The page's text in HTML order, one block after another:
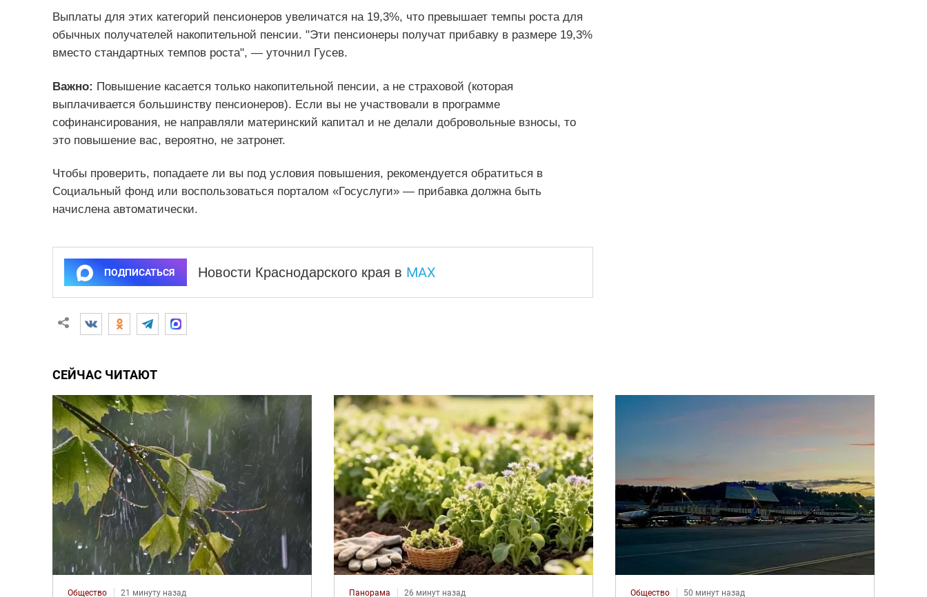
Выплаты для этих категорий пенсионеров увеличатся на 19,3%, что превышает темпы роста для
обычных получателей накопительной пенсии. "Эти пенсионеры получат прибавку в размере 19,3%
вместо стандартных темпов роста", — уточнил Гусев.
Важно: Повышение касается только накопительной пенсии, а не страховой (которая
выплачивается большинству пенсионеров). Если вы не участвовали в программе
софинансирования, не направляли материнский капитал и не делали добровольные взносы, то
это повышение вас, вероятно, не затронет.
Чтобы проверить, попадаете ли вы под условия повышения, рекомендуется обратиться в
Социальный фонд или воспользоваться порталом «Госуслуги» — прибавка должна быть
начислена автоматически.
ПОДПИСАТЬСЯ Новости Краснодарского края в MAX
СЕЙЧАС ЧИТАЮТ
Общество 21 минуту назад Панорама 26 минут назад Общество 50 минут назад